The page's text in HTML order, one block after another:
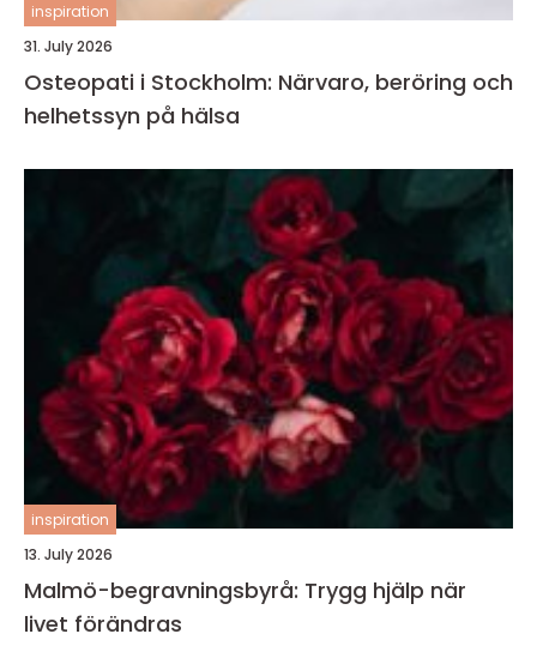
inspiration
31. July 2026
Osteopati i Stockholm: Närvaro, beröring och
helhetssyn på hälsa
inspiration
13. July 2026
Malmö-begravningsbyrå: Trygg hjälp när
livet förändras